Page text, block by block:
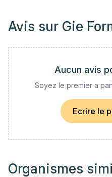
Avis sur Gie
Aucun avis
Soyez le premier a
Ecrire le
Organismes